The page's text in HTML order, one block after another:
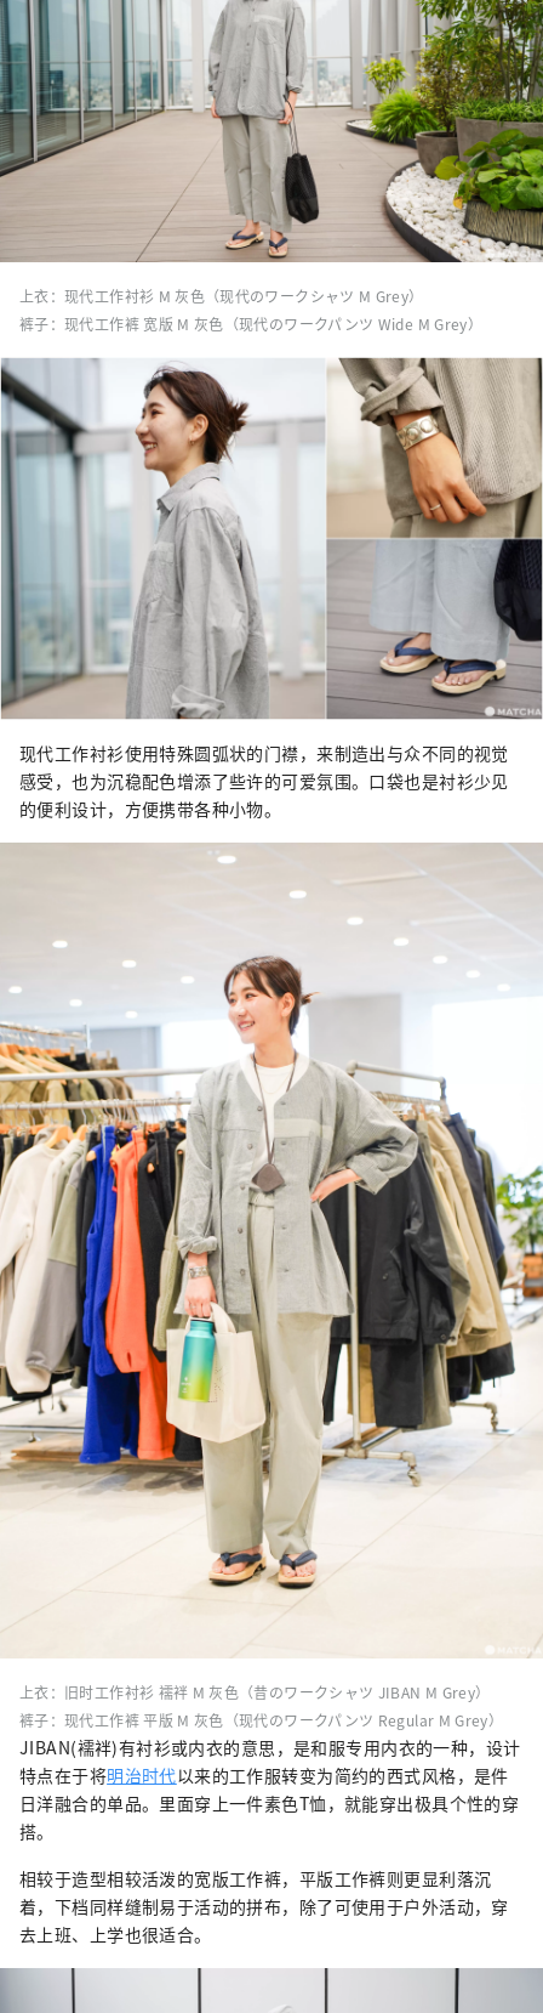
上衣：现代工作衬衫 M 灰色（现代のワークシャツ M Grey）
裤子：现代工作裤 宽版 M 灰色（现代のワークパンツ Wide M Grey）
现代工作衬衫使用特殊圆弧状的门襟，来制造出与众不同的视觉
感受，也为沉稳配色增添了些许的可爱氛围。口袋也是衬衫少见
的便利设计，方便携带各种小物。
上衣：旧时工作衬衫 襦袢 M 灰色（昔のワークシャツ JIBAN M Grey）
裤子：现代工作裤 平版 M 灰色（现代のワークパンツ Regular M Grey）
JIBAN(襦袢)有衬衫或内衣的意思，是和服专用内衣的一种，设计
特点在于将明治时代以来的工作服转变为简约的西式风格，是件
日洋融合的单品。里面穿上一件素色T恤，就能穿出极具个性的穿
搭。
相较于造型相较活泼的宽版工作裤，平版工作裤则更显利落沉
着，下档同样缝制易于活动的拼布，除了可使用于户外活动，穿
去上班、上学也很适合。